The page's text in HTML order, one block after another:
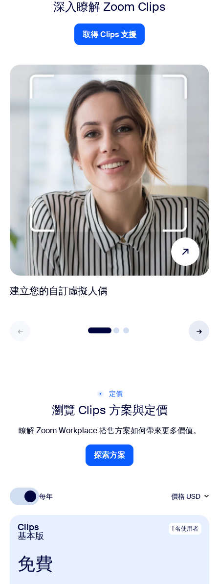
深入瞭解 Zoom Clips
取得 Clips 支援
取得 Clips 支援
建立您的自訂虛擬人偶
定價
瀏覽 Clips 方案與定價
瞭解 Zoom Workplace 搭售方案如何帶來更多價值。
探索方案
探索方案
每年 價格 USD
Clips
基本版
1 名使用者
免費